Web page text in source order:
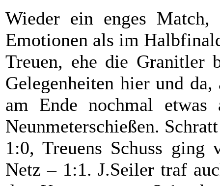
Wieder ein enges Match,
Emotionen als im
Treuen, ehe die Granitler
Gelegenheiten hier und
am Ende nochmal
Neunmeterschießen.
1:0, Treuens Schuss
Netz – 1:1. J.Seiler traf